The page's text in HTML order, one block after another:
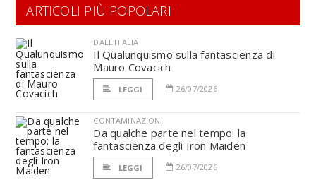
ARTICOLI PIÙ POPOLARI
DALL'ITALIA
Il Qualunquismo sulla fantascienza di
Mauro Covacich
LEGGI 26/07/2026
CONTAMINAZIONI
Da qualche parte nel tempo: la
fantascienza degli Iron Maiden
LEGGI 26/07/2026